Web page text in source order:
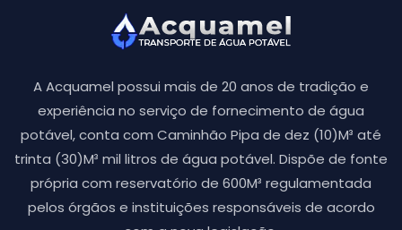
A Acquamel possui mais de 20 anos de tradição e
experiência no serviço de fornecimento de água
potável, conta com Caminhão Pipa de dez (10)M³ até
trinta (30)M³ mil litros de água potável. Dispõe de fonte
própria com reservatório de 600M³ regulamentada
pelos órgãos e instituições responsáveis de acordo